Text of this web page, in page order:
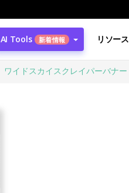
AI Tools 新着情報 リソース
ワイドスカイスクレイパーバナー